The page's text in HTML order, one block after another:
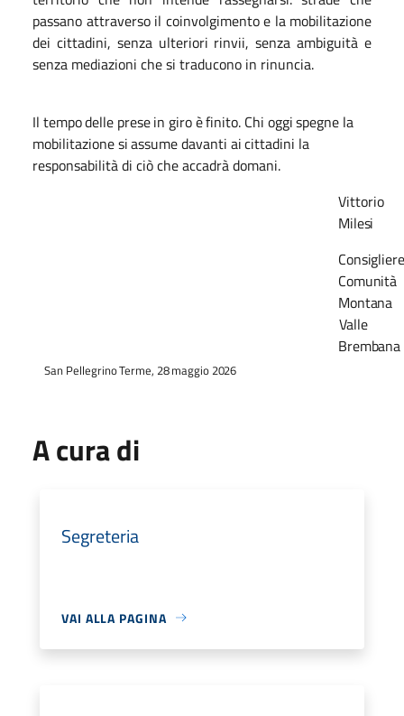
passano attraverso il coinvolgimento e la mobilitazione
dei cittadini, senza ulteriori rinvii, senza ambiguità e
senza mediazioni che si traducono in rinuncia.
Il tempodelle presein giroèfinito. Chi oggispegne la
mobilitazionesiassumedavanti aicittadini la
responsabilità di ciò che accadrà domani.
Vittorio
Milesi
Consigliere
Comunità
Montana
Valle
Brembana
San PellegrinoTerme, 28maggio 2026
A cura di
Segreteria
VAI ALLA PAGINA